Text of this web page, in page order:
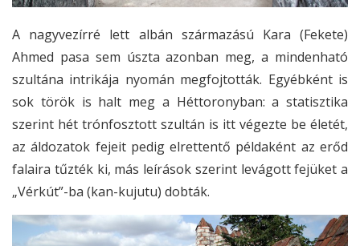
A nagyvezírré lett albán származású Kara (Fekete)
Ahmed pasa sem úszta azonban meg, a mindenható
szultána intrikája nyomán megfojtották. Egyébként is
sok török is halt meg a Héttoronyban: a statisztika
szerint hét trónfosztott szultán is itt végezte be életét,
az áldozatok fejeit pedig elrettentő példaként az erőd
falaira tűzték ki, más leírások szerint levágott fejüket a
„Vérkút”-ba (kan-kujutu) dobták.